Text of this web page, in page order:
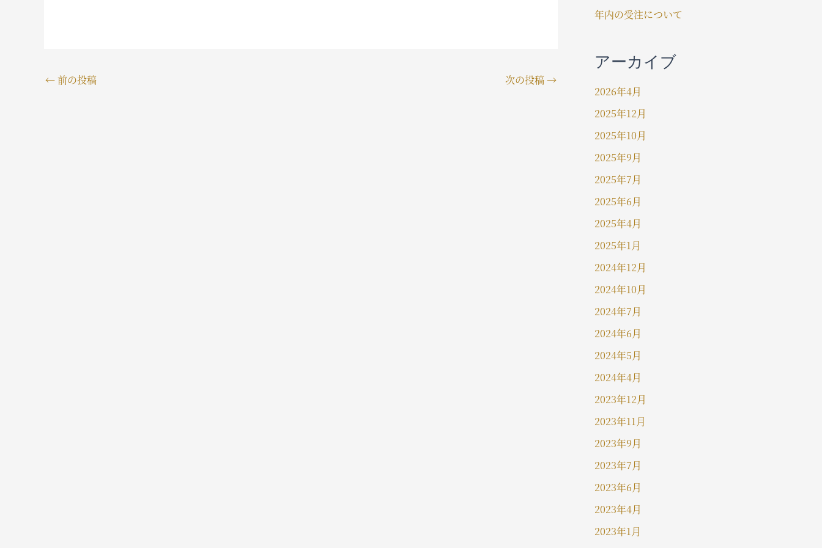
←前の投稿 次の投稿→
年内の受注について
アーカイブ
2026年4月
2025年12月
2025年10月
2025年9月
2025年7月
2025年6月
2025年4月
2025年1月
2024年12月
2024年10月
2024年7月
2024年6月
2024年5月
2024年4月
2023年12月
2023年11月
2023年9月
2023年7月
2023年6月
2023年4月
2023年1月